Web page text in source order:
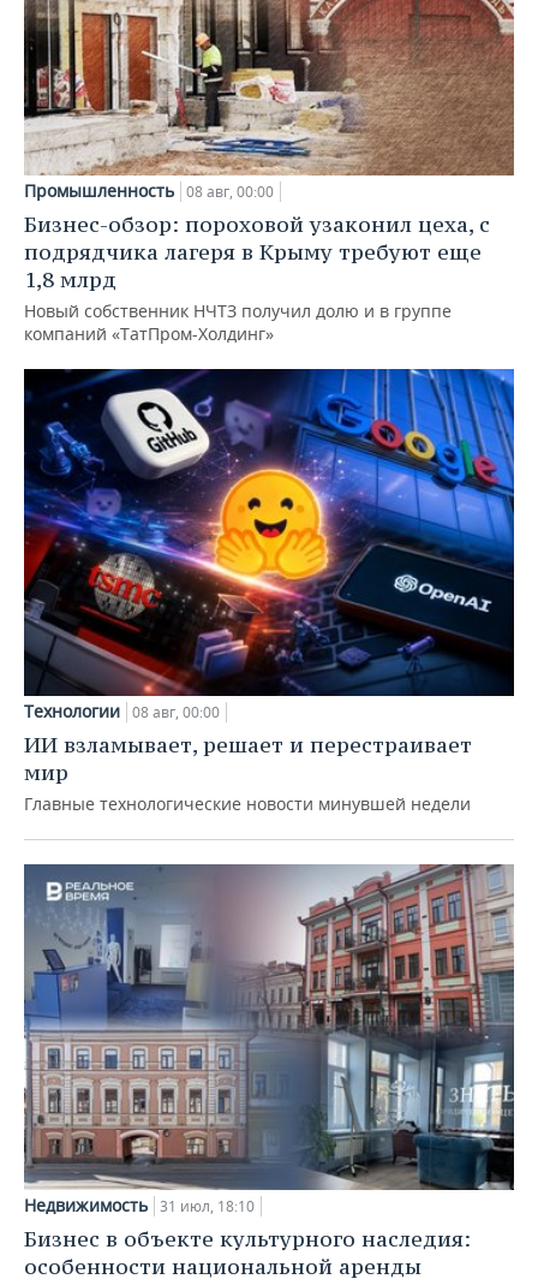
Промышленность 08 авг, 00:00
Бизнес-обзор: пороховой узаконил цеха, с
подрядчика лагеря в Крыму требуют еще
1,8 млрд
Новый собственник НЧТЗ получил долю и в группе
компаний «ТатПром-Холдинг»
Технологии 08 авг, 00:00
ИИ взламывает, решает и перестраивает
мир
Главные технологические новости минувшей недели
Недвижимость 31 июл, 18:10
Бизнес в объекте культурного наследия:
особенности национальной аренды